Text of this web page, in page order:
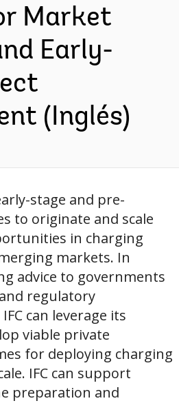
Market
Early-
(Inglés)
stage and pre-
to originate and scale
in charging
markets. In
advice to governments
regulatory
can leverage its
viable private
for deploying charging
IFC can support
preparation and